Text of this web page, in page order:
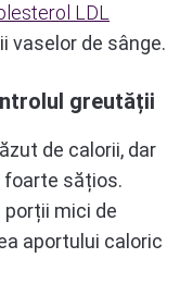
LDL
vaselor de sânge.
greutății
de calorii, dar
foarte sățios.
mici de
aportului caloric